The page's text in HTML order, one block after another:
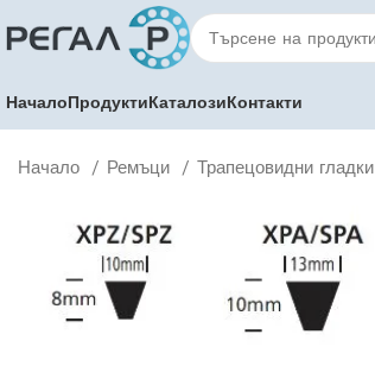
НачалоПродуктиКаталозиКонтакти
Начало Ремъци Трапецовидни гладки